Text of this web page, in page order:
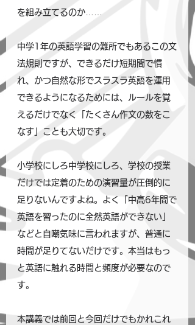
を組み立てるのか……
中学1年の英語学習の難所でもあるこの文
法規則ですが、できるだけ短期間で慣
れ、かつ自然な形でスラスラ英語を運用
できるようになるためには、ルールを覚
えるだけでなく「たくさん作文の数をこ
なす」ことも大切です。
小学校にしろ中学校にしろ、学校の授業
だけでは定着のための演習量が圧倒的に
足りないんですよね。よく「中高6年間で
英語を習ったのに全然英語ができない」
などと自嘲気味に言われますが、普通に
時間が足りてないだけです。本当はもっ
と英語に触れる時間と頻度が必要なので
す。
本講義では前回と今回だけでもかれこれ